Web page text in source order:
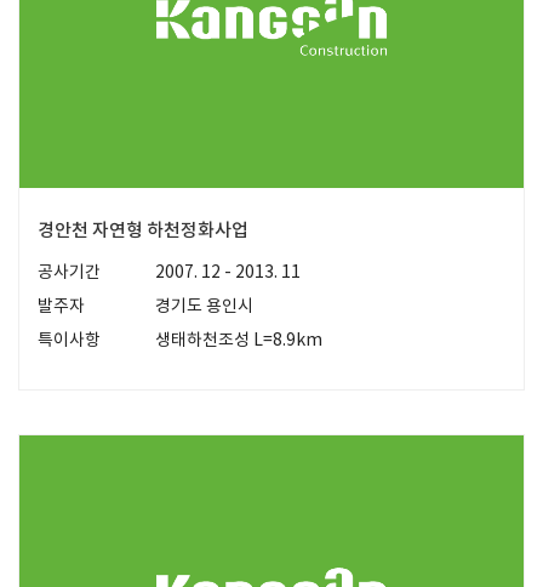
경안천 자연형 하천정화사업
공사기간
2007. 12 - 2013. 11
발주자
경기도 용인시
특이사항
생태하천조성 L=8.9km